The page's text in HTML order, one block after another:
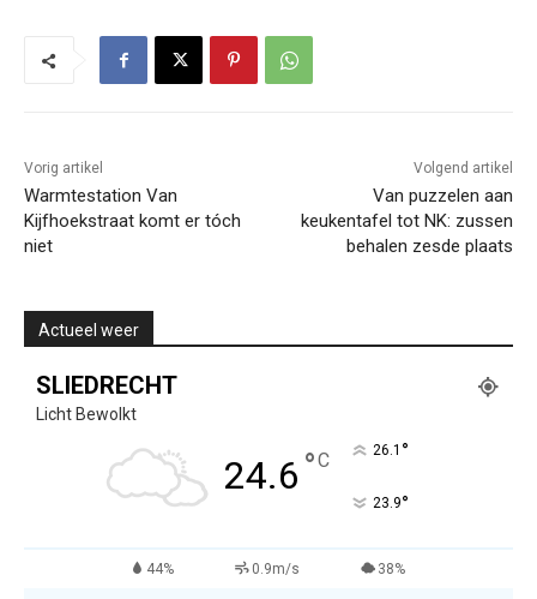
Vorig artikel
Warmtestation Van
Kijfhoekstraat komt er tóch
niet
Volgend artikel
Van puzzelen aan
keukentafel tot NK: zussen
behalen zesde plaats
Actueel weer
SLIEDRECHT
Licht Bewolkt
24.6 °C 26.1 °
23.9°
44% 0.9m/s 38%